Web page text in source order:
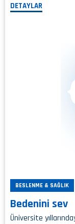
DETAYLAR
BESLENME & SAĞLIK
Bedenini sev
Üniversite